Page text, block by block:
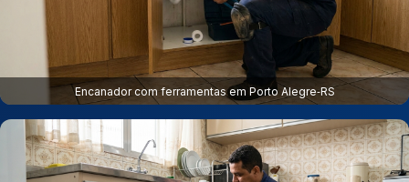
Encanador com ferramentas em Porto Alegre‑RS